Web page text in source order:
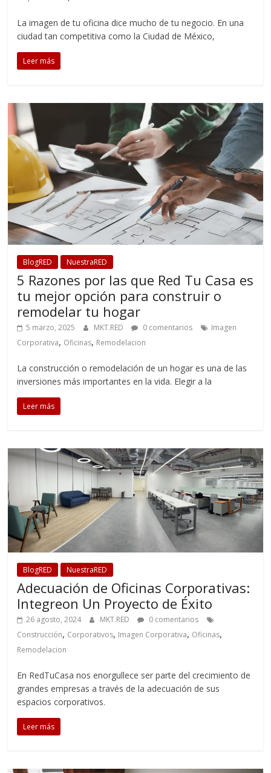
La imagen de tu oficina dice mucho de tu negocio. En una
ciudad tan competitiva como la Ciudad de México,
Leer más
BlogRED NuestraRED
5 Razones por las que Red Tu Casa es
tu mejor opción para construir o
remodelar tu hogar
5 marzo, 2025 MKT.RED 0 comentarios
Imagen
Corporativa, Oficinas, Remodelacion
La construcción o remodelación de un hogar es una de las
inversiones más importantes en la vida. Elegir a la
Leer más
BlogRED NuestraRED
Adecuación de Oficinas Corporativas:
Integreon Un Proyecto de Éxito
26 agosto, 2024 MKT.RED
0 comentarios
Construcción, Corporativos, Imagen Corporativa, Oficinas,
Remodelacion
En RedTuCasa nos enorgullece ser parte del crecimiento de
grandes empresas a través de la adecuación de sus
espacios corporativos.
Leer más